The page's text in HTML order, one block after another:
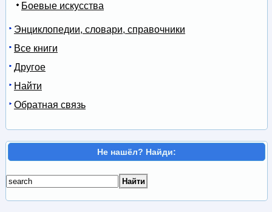
Боевые искусства
Энциклопедии, словари, справочники
Все книги
Другое
Найти
Обратная связь
Не нашёл? Найди: